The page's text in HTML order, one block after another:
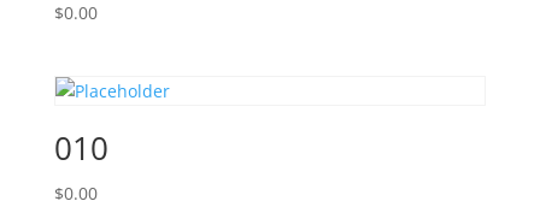
$0.00
010
$0.00